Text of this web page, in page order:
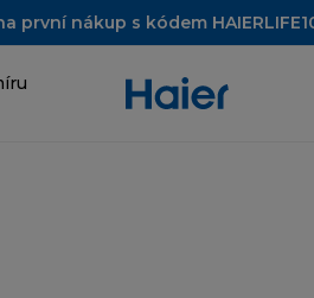
první nákup s kódem